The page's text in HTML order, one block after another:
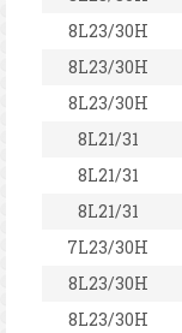
8L23/30H
8L23/30H
8L23/30H
8L21/31
8L21/31
8L21/31
7L23/30H
8L23/30H
8L23/30H